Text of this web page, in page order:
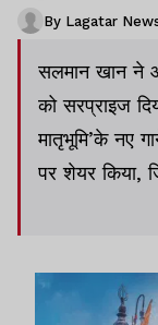
By Lagatar
सलमान खान ने
को सरप्राइज
मातृभूमि’के नए
पर शेयर किया,